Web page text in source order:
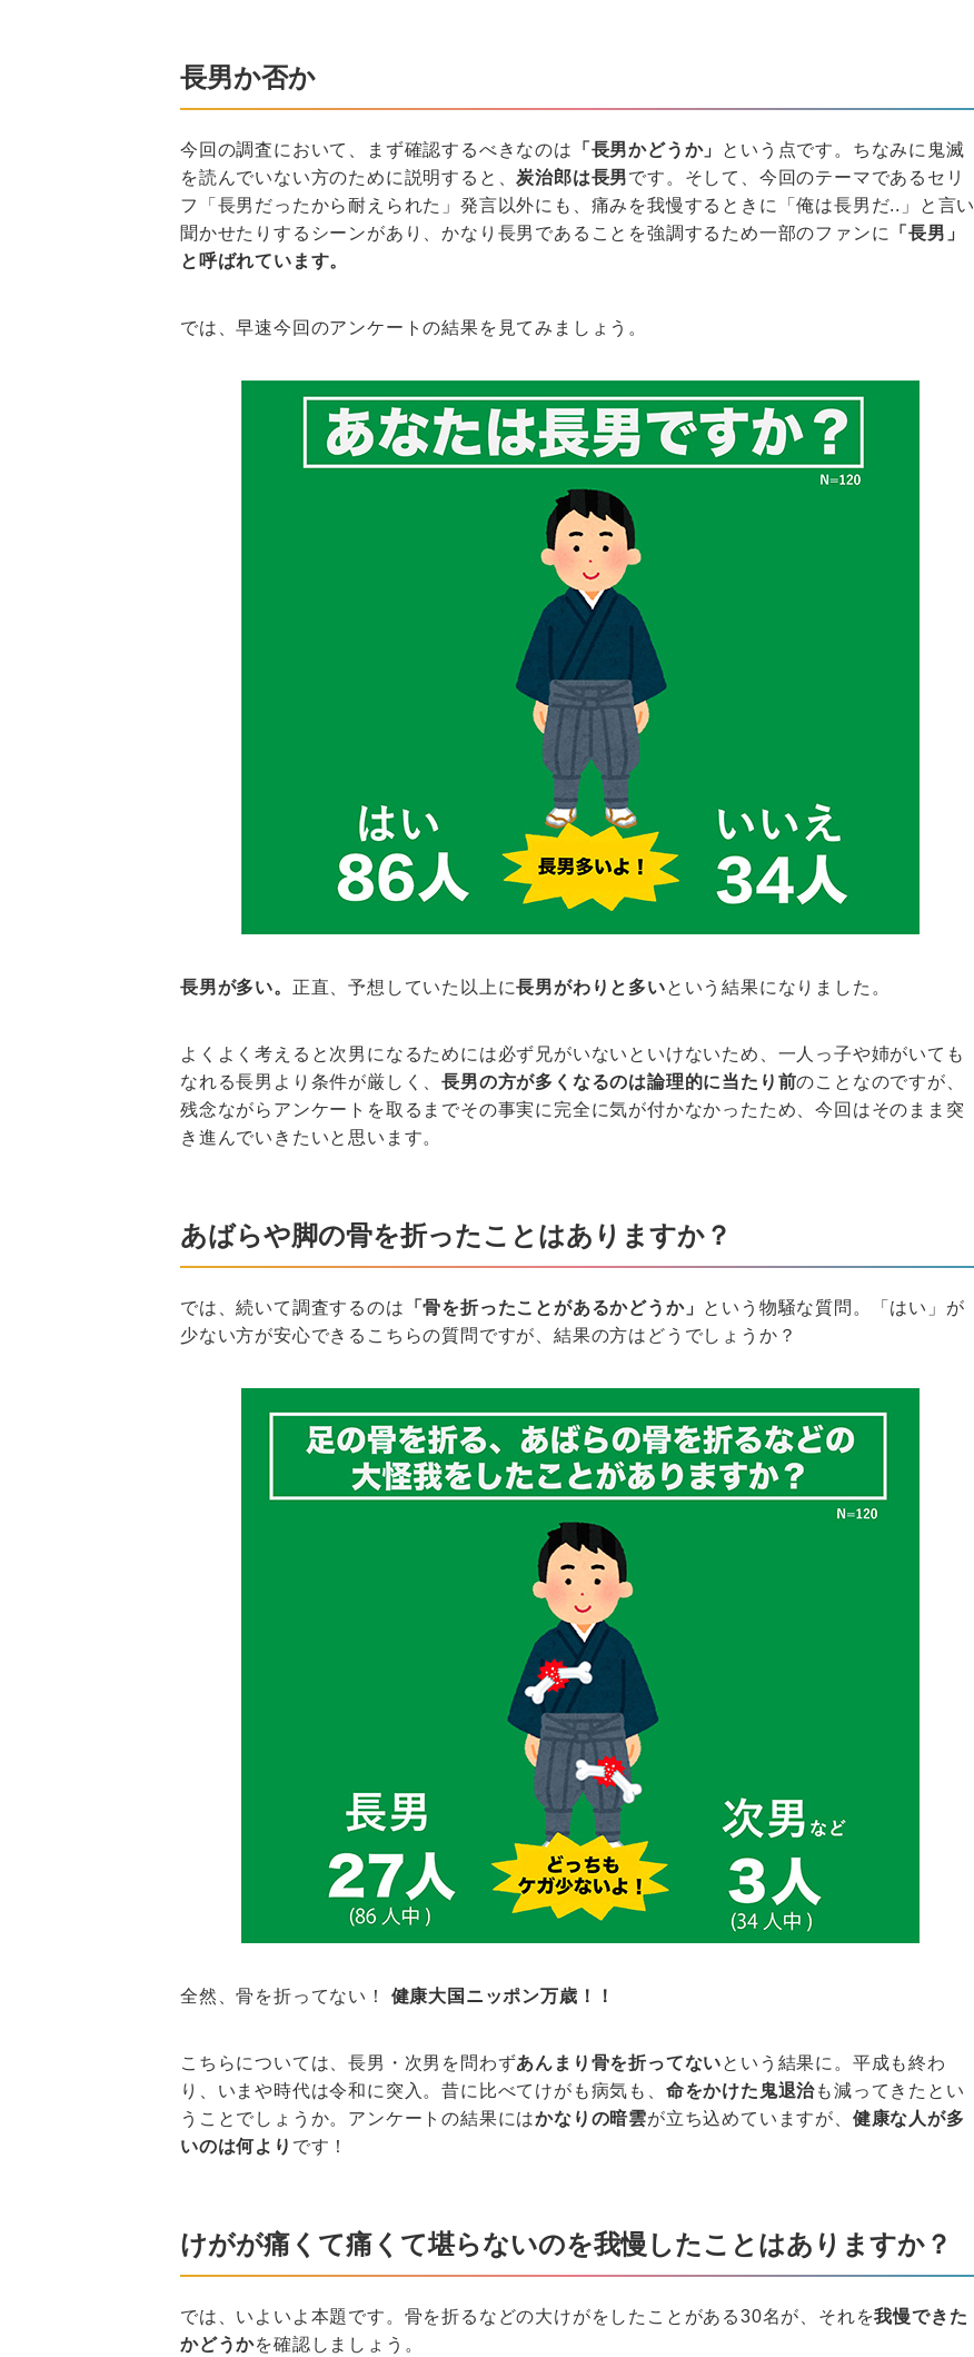
長男か否か
今回の調査において、まず確認するべきなのは 「長男かどうか」
という点です。ちなみに鬼滅
を読んでいない方のために説明すると、炭治郎は長男です。そして、今回のテーマであるセリ
フ「長男だったから耐えられた」発言以外にも、痛みを我慢するときに「俺は長男だ..」と言い
聞かせたりするシーンがあり、かなり長男であることを強調するため一部のファンに 「長男」
と呼ばれています。
では、早速今回のアンケートの結果を見てみましょう。
長男が多い。 正直、予想していた以上に長男がわりと多いという結果になりました。
よくよく考えると次男になるためには必ず兄がいないといけないため、一人っ子や姉がいても
なれる長男より条件が厳しく、長男の方が多くなるのは論理的に当たり前のことなのですが、
残念ながらアンケートを取るまでその事実に完全に気が付かなかったため、今回はそのまま突
き進んでいきたいと思います。
あばらや脚の骨を折ったことはありますか？
では、続いて調査するのは 「骨を折ったことがあるかどうか」 という物騒な質問。「はい」が
少ない方が安心できるこちらの質問ですが、結果の方はどうでしょうか？
全然、骨を折ってない！ 健康大国ニッポン万歳！！
こちらについては、長男・次男を問わずあんまり骨を折ってないという結果に。平成も終わ
り、いまや時代は令和に突入。昔に比べてけがも病気も、 命をかけた鬼退治も減ってきたとい
うことでしょうか。アンケートの結果にはかなりの暗雲が立ち込めていますが、 健康な人が多
いのは何より です！
けがが痛くて痛くて堪らないのを我慢したことはありますか？
では、いよいよ本題です。骨を折るなどの大けがをしたことがある30名が、それを我慢できた
かどうかを確認しましょう。